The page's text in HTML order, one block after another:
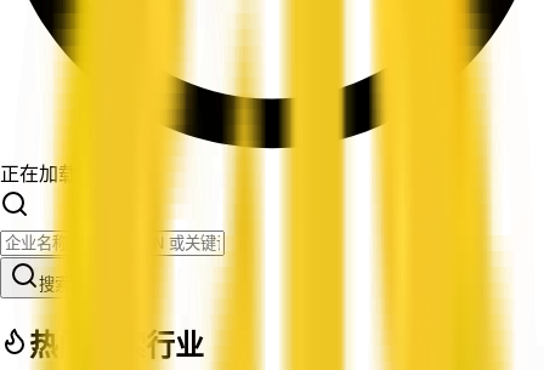
正在加载筛选条件
搜索
热门搜索行业